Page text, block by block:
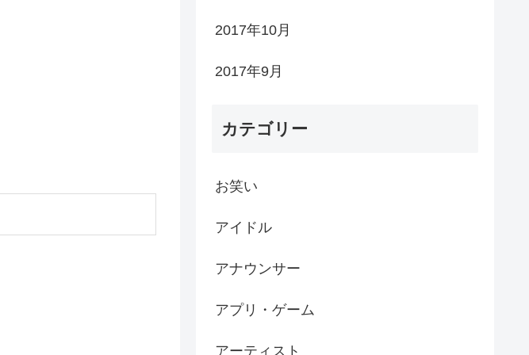
2017年10月
2017年9月
カテゴリー
お笑い
アイドル
アナウンサー
アプリ・ゲーム
アーティスト